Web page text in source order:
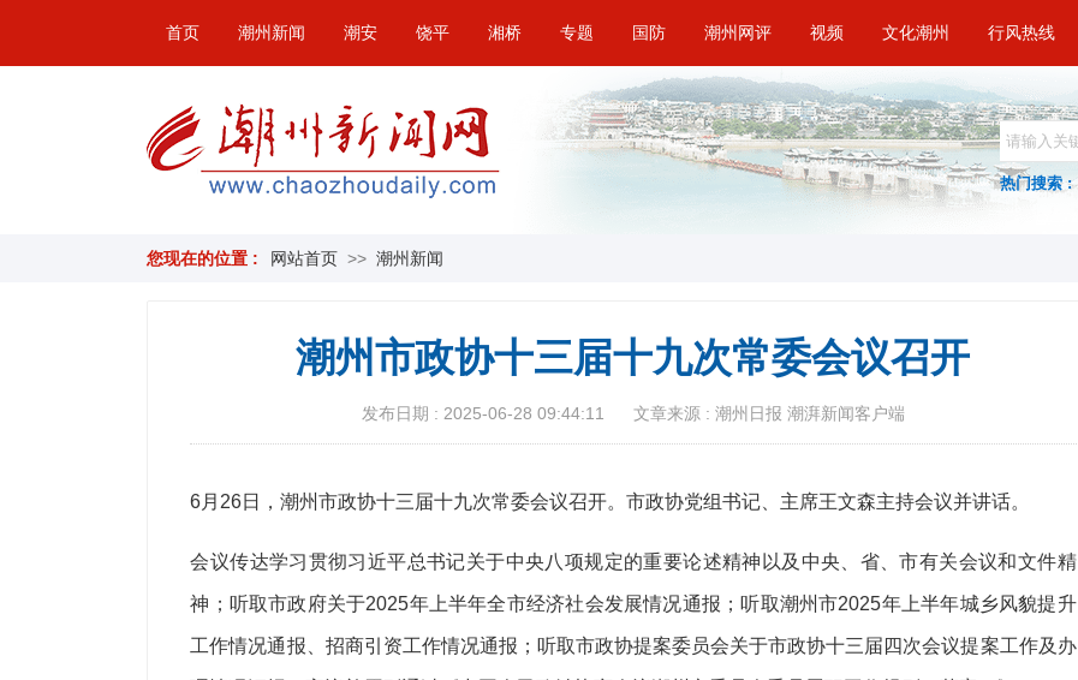
首页 潮州新闻 潮安 饶平 湘桥 专题 国防 潮州网评 视频 文化潮州 行风热线
热门搜索 :
您现在的位置 : 网站首页 >> 潮州新闻
潮州市政协十三届十九次常委会议​召开
发布日期 : 2025-06-28 09:44:11 文章来源 : 潮州日报 潮湃新闻客户端
6月26日，潮州市政协十三届十九次常委会议召开。市政协党组书记、主席王文森主持会议并讲话。
会议传达学习贯彻习近平总书记关于中央八项规定的重要论述精神以及中央、省、市有关会议和文件精
神；听取市政府关于2025年上半年全市经济社会发展情况通报；听取潮州市2025年上半年城乡风貌提升
工作情况通报、招商引资工作情况通报；听取市政协提案委员会关于市政协十三届四次会议提案工作及办